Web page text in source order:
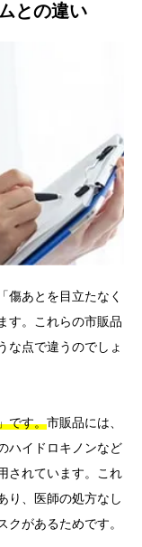
との違い
傷あとを目立たなく
す。これらの市販品
な点で違うのでしょ
です。市販品には、
ハイドロキノンなど
されています。これ
り、医師の処方なし
があるためです。